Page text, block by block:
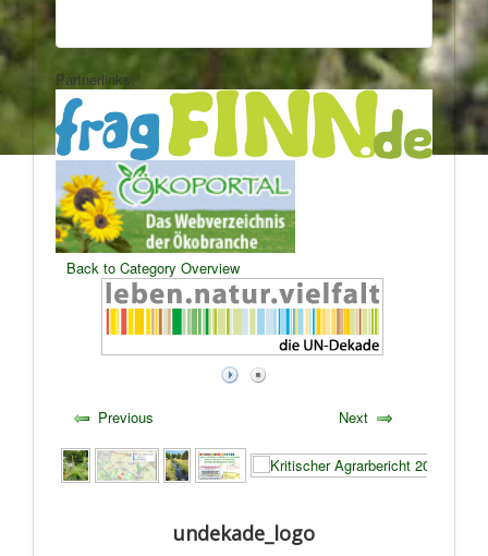
Partnerlinks:
Back to Category Overview
Previous Next
undekade_logo